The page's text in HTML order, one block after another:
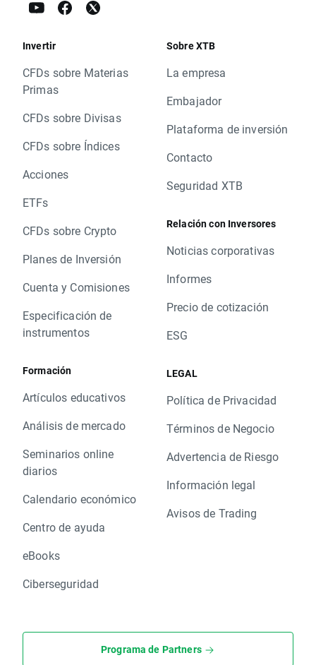
Invertir
CFDs sobre Materias
Primas
CFDs sobre Divisas
CFDs sobre Índices
Acciones
ETFs
CFDs sobre Crypto
Planes de Inversión
Cuenta y Comisiones
Especificación de
instrumentos
Formación
Artículos educativos
Análisis de mercado
Seminarios online
diarios
Calendario económico
Centro de ayuda
eBooks
Ciberseguridad
Sobre XTB
La empresa
Embajador
Plataforma de inversión
Contacto
Seguridad XTB
Relación con Inversores
Noticias corporativas
Informes
Precio de cotización
ESG
LEGAL
Política de Privacidad
Términos de Negocio
Advertencia de Riesgo
Información legal
Avisos de Trading
Programa de Partners